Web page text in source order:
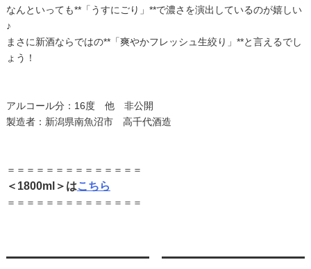
なんといっても**「うすにごり」**で濃さを演出しているのが嬉しい
♪
まさに新酒ならではの**「爽やかフレッシュ生絞り」**と言えるでし
ょう！
アルコール分：16度 他 非公開
製造者：新潟県南魚沼市 高千代酒造
＝＝＝＝＝＝＝＝＝＝＝＝＝＝
＜1800ml＞はこちら
＝＝＝＝＝＝＝＝＝＝＝＝＝＝